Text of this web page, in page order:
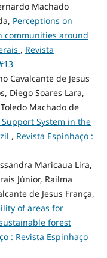
Machado
Perceptions on
communities around
, Revista
Cavalcante de Jesus
Diego Soares Lara,
Machado de
System in the
, Revista Espinhaço :
Maricaua Lira,
Júnior, Railma
de Jesus França,
of areas for
forest
: Revista Espinhaço